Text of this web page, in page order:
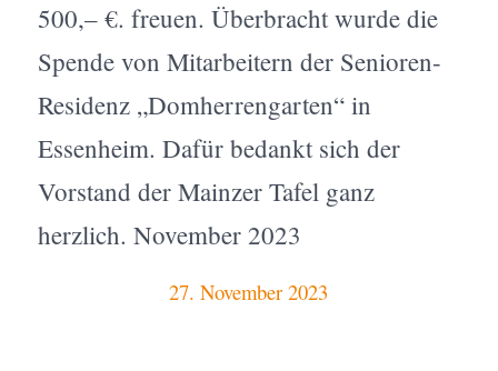
500,– €. freuen. Überbracht wurde die
Spende von Mitarbeitern der Senioren-
Residenz „Domherrengarten“ in
Essenheim. Dafür bedankt sich der
Vorstand der Mainzer Tafel ganz
herzlich. November 2023
27. November 2023